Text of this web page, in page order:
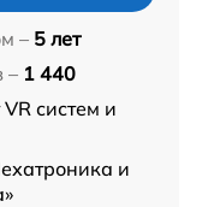
– 5 лет
– 1 440
систем и
и